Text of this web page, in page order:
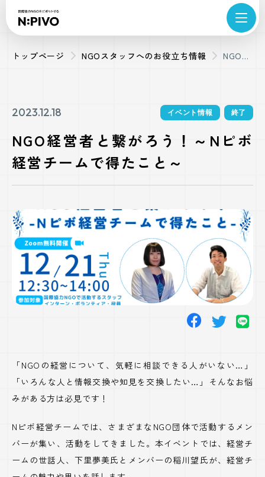
トップページ NGOスタッフへのお役立ち情報
NGO経
う！～
経営チ
2023.12.18 イベント情報 終了
NGO経営者と繋がろう！～Nピボ
経営チームで得たこと～
「NGO の経営について、気軽に相談できる人がいない… 」
「いろんな人と情報交換や知見を交換したい…」そんなお悩
みがある方は必見です！
Nピボ経営チームでは、さまざまな NGO団体で活動するメン
バーが集い、活動をしてきました。本イベントでは、経営チ
ームの世話人、下里夢美氏とメンバーの稲川望氏が、経営チ